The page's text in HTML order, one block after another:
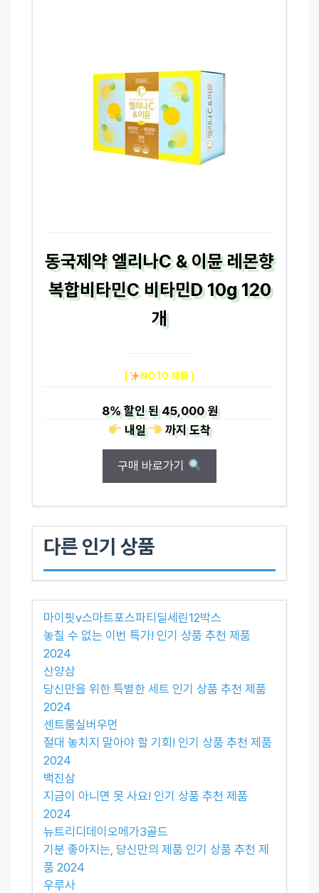
동국제약 엘리나C & 이뮨 레몬향
복합비타민C 비타민D 10g 120
개
[ NO.10 제품 ]
8%할인 된45,000 원
내일
까지도착
구매 바로가기
다른 인기 상품
마이핏v스마트포스파티딜세린12박스
놓칠 수 없는 이번 특가! 인기 상품 추천 제품
2024
산양삼
당신만을 위한 특별한 세트 인기 상품 추천 제품
2024
센트룸실버우먼
절대 놓치지 말아야 할 기회! 인기 상품 추천 제품
2024
백진삼
지금이 아니면 못 사요! 인기 상품 추천 제품
2024
뉴트리디데이오메가3골드
기분 좋아지는, 당신만의 제품 인기 상품 추천 제
품 2024
우루사